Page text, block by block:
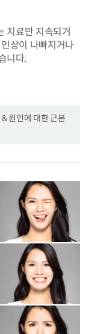
치료만 지속되거
상이 나빠지거나
니다.
원인에 대한 근본